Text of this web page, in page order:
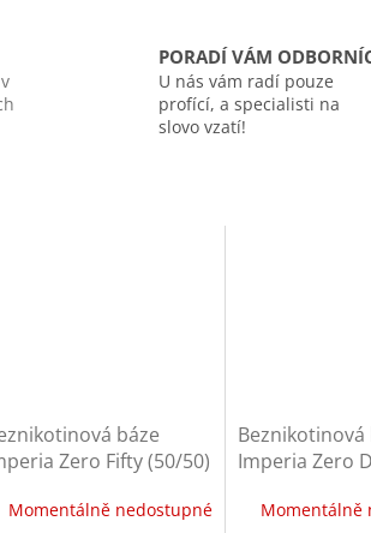
PORADÍ VÁM
U nás vám radí pouze
profící, a specialisti na
slovo vzatí!
báze
Zero Fifty (50/50)
Momentálně nedostupné
Beznikotinová
Imperia Zero
Momentálně